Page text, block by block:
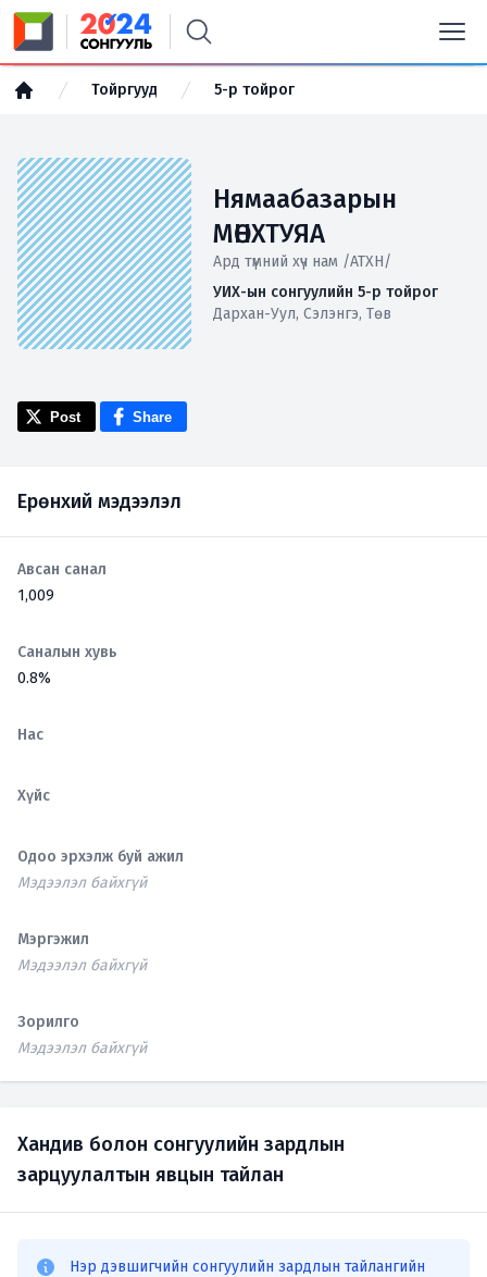
Тойргууд 5-р тойрог
Нямаабазарын
МӨНХТУЯА
Ард түмний хүч нам /АТХН/
УИХ-ын сонгуулийн 5-р тойрог
Дархан-Уул, Сэлэнгэ, Төв
Post Share
Ерөнхий мэдээлэл
Авсан санал
1,009
Саналын хувь
0.8%
Нас
Хүйс
Одоо эрхэлж буй ажил
Мэдээлэл байхгүй
Мэргэжил
Мэдээлэл байхгүй
Зорилго
Мэдээлэл байхгүй
Хандив болон сонгуулийн зардлын
зарцуулалтын явцын тайлан
Нэр дэвшигчийн сонгуулийн зардлын тайлангийн